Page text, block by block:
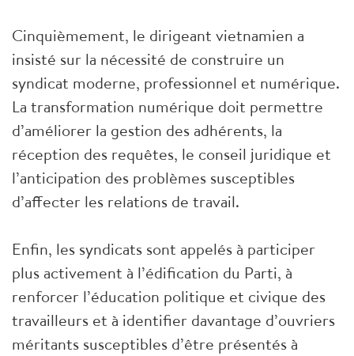
Cinquièmement, le dirigeant vietnamien a
insisté sur la nécessité de construire un
syndicat moderne, professionnel et numérique.
La transformation numérique doit permettre
d’améliorer la gestion des adhérents, la
réception des requêtes, le conseil juridique et
l’anticipation des problèmes susceptibles
d’affecter les relations de travail.
Enfin, les syndicats sont appelés à participer
plus activement à l’édification du Parti, à
renforcer l’éducation politique et civique des
travailleurs et à identifier davantage d’ouvriers
méritants susceptibles d’être présentés à